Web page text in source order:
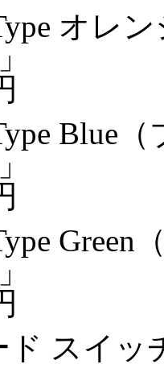
オレン
Blue
Green
スイッ